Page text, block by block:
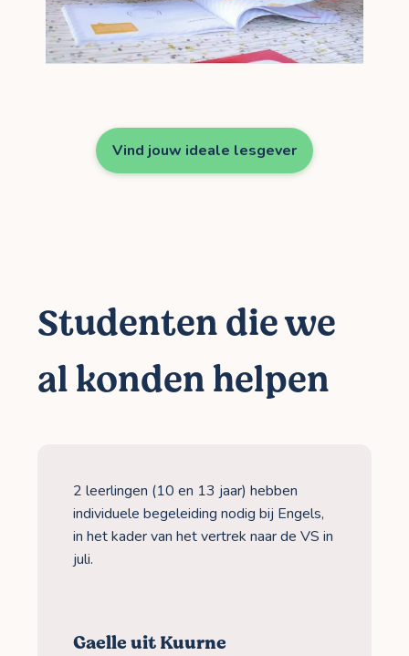
Vind jouw ideale lesgever
Studenten die we
al konden helpen
2 leerlingen (10 en 13 jaar) hebben
individuele begeleiding nodig bij Engels,
in het kader van het vertrek naar de VS in
juli.
Gaelle uit Kuurne